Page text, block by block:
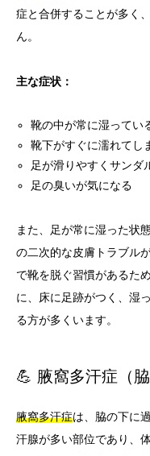
症と合併することが多く
ん。
主な症状：
靴の中が常に湿ってい
靴下がすぐに濡れてし
足が滑りやすくサンダ
足の臭いが気になる
また、足が常に湿った状
の二次的な皮膚トラブル
で靴を脱ぐ習慣があるた
に、床に足跡がつく、湿
る方が多くいます。
💪 腋窩多汗症（脇
腋窩多汗症は、脇の下に
汗腺が多い部位であり、